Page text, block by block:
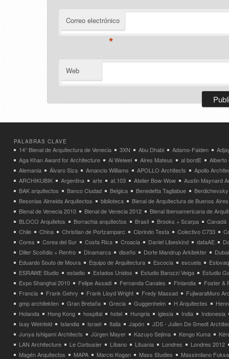
Correo electrónico
*
Web
PALABRAS CLAVE
14° Bienal de Arquitectura de Venecia 3XN Abu Dhabi Adamo-Faiden
Aga Khan Award for Architecture
Ai Weiwei Aires Mateus al bordE
Alberto
Alemania
Álvaro Siza Amancio Williams APOLLO Architects
Apollo
ARCHIKUBIK
Argentina arte at.103 Atelier Bow-Wow
Austin Maynard
BAK arquitectos
Banco Ciudad Belgica Benedetta Tagliabue
Besonias Almeida Arquitectos
biblioteca
Bienal de Arquitectura de Buenos Aires
Bienal de Venecia 2010
Bienal de Venecia 2012
Bienal Iberoamericana de
BLOCO Arquitetos
Borrachia arquitectos Brasil Brooks + Scarpa
Canadá
Chile
China Christian de Portzamparc Clorindo Testa Colectivo C733
Corea
Corea del Sur Costa Rica Croacia Daniel Libeskind dataAE
Diller Scofidio + Renfro
Dinamarca diseño Dorte Mandrup Arkitekter
Dubai
Eduardo Souto de Moura
Equipo de Arquitectura Escocia escuela
ESRAWE Studio
estadio Estados Unidos Estudio Barozzi Veiga
Estudio
Expo Shanghai 2010
Felipe Assadi Fernanda Canales Finlandia
Foster &
Francia
Frank Gehry Frank Lloyd Wright Fredy Massad
FujiwaraMuro
gmp architekten
Gran Bretaña Grecia Guggenheim H Arquitectes
Holanda
Hong Kong hospital hotel Hungria iglesia India
Indonesia
Isay Weinfeld
Islandia Israel Italia Japón
JDS - Julien De Smedt
Junya Ishigami Architects
Jürgen Mayer Kazuyo Sejima Kengo Kuma
LAN Architecture
Le Corbusier Líbano Lituania Londres
Londres 2012
Magén Arquitectos
MAPA Marcio Kogan Mass Studies
Massimilano